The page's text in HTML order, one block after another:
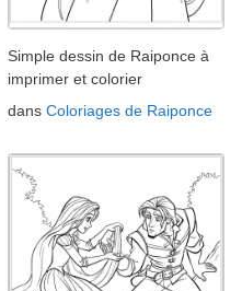
Simple dessin de Raiponce à
imprimer et colorier
dans Coloriages de Raiponce